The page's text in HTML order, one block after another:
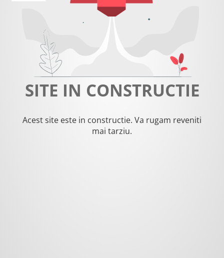
SITE IN CONSTRUCTIE
Acest site este in constructie. Va rugam reveniti
mai tarziu.